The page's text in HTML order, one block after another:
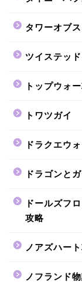
タワーオブ
ツイステッ
トップウォ
トワツガイ
ドラクエウ
ドラゴンと
ドールズフ
攻略
ノアズハー
ノフランド